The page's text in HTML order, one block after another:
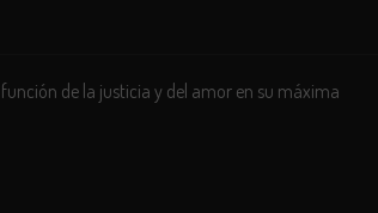
de la justicia y del amor en su máxima